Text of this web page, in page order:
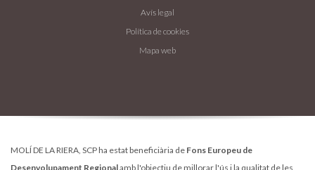
Avís legal
Política de cookies
Mapa web
MOLÍ DE LA RIERA, SCP ha estat beneficiària de Fons Europeu de
Desenvolupament Regionalamb l'objectiu de millorar l'ús i la qualitat de les